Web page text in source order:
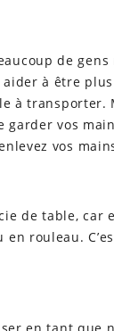
de
à être
à
garder vos
vos
de table,
rouleau.